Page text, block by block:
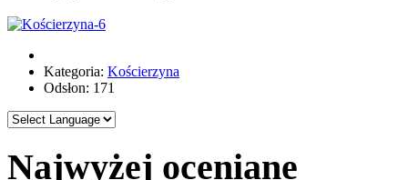
Kategoria: Kościerzyna
Odsłon: 171
Najwyżej oceniane